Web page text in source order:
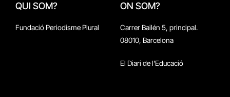
QUI SOM?
Fundació Periodisme Plural
ON SOM?
Carrer Bailén 5, principal.
08010, Barcelona
El Diari de l'Educació